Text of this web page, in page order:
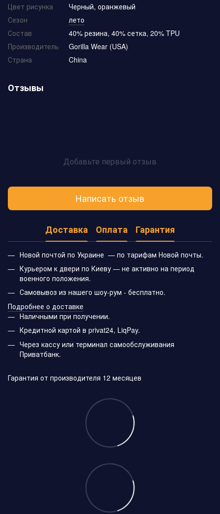
Цвет рисунка
Черный, оранжевый
Сезон
лето
Состав
40% резина, 40% сетка, 20% TPU
Производитель
Gorilla Wear (USA)
Страна
China
Отзывы
Добавьте первый отзыв
Написать отзыв
Доставка Оплата Гарантия
Новой почтой по Украине — по тарифам Новой почты.
Курьером к двери по Киеву — не активно на период
военного положения.
Самовывоз из нашего шоу-рум - бесплатно.
Подробнее о доставке
Наличными при получении.
Кредитной картой в privat24, LiqPay.
Через кассу или терминал самообслуживания
Приватбанк.
Гарантия от производителя 12 месяцев